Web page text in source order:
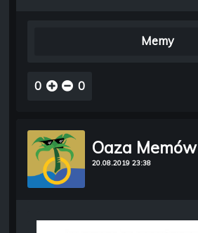
Memy
0 0
Oaza Memów
20.08.2019 23:38